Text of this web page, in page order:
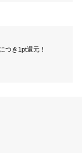
つき1pt還元！